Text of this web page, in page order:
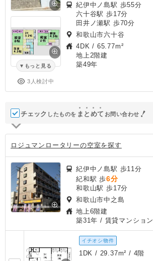
もっと見る
3人検討中
紀伊中ノ島駅 歩55分
六十谷駅 歩17分
田井ノ瀬駅 歩70分
和歌山市六十谷
4DK / 65.77m²
地上2階建
築49年
チェック したものを ま と めて お問い合わせ
ロジュマンロータリーの空室を探す
紀伊中ノ島駅 歩11分
紀和駅 歩6分
和歌山駅 歩17分
和歌山市中之島
地上6階建
築31年 / 賃貸マンション
イチオシ物件
1DK / 29.37m² / 4階